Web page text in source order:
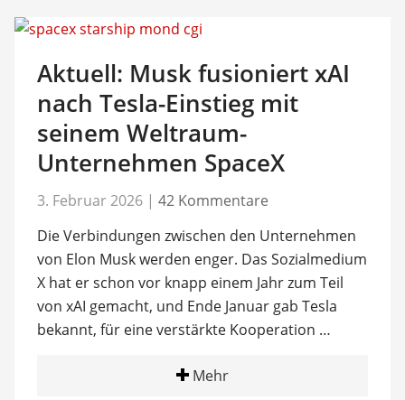
Aktuell: Musk fusioniert xAI
nach Tesla-Einstieg mit
seinem Weltraum-
Unternehmen SpaceX
3. Februar 2026 | 42 Kommentare
Die Verbindungen zwischen den Unternehmen
von Elon Musk werden enger. Das Sozialmedium
X hat er schon vor knapp einem Jahr zum Teil
von xAI gemacht, und Ende Januar gab Tesla
bekannt, für eine verstärkte Kooperation …
Mehr